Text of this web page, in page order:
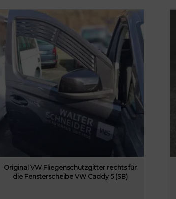
Original VW Fliegenschutzgitter rechts für
die Fensterscheibe VW Caddy 5 (SB)